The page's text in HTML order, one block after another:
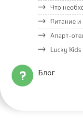
Что
Питание
Апарт-
Lucky
Блог